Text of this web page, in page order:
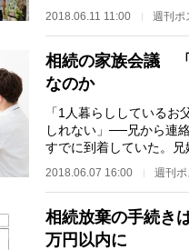
妹、その他の親族、さ…
2018.06.11 11:00 週刊ポ
相続の家族会議
なのか
「1人暮らししている
しれない」──兄から連
すでに到着していた。兄
た母の葬儀以来だ。…
2018.06.07 16:00 週刊ポ
相続放棄の手続き
万円以内に